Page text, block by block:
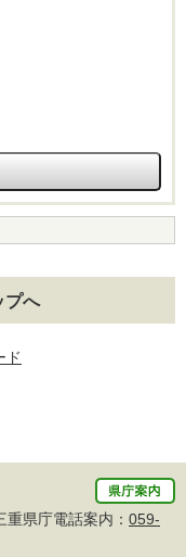
プへ
ド
県庁電話案内： 059-